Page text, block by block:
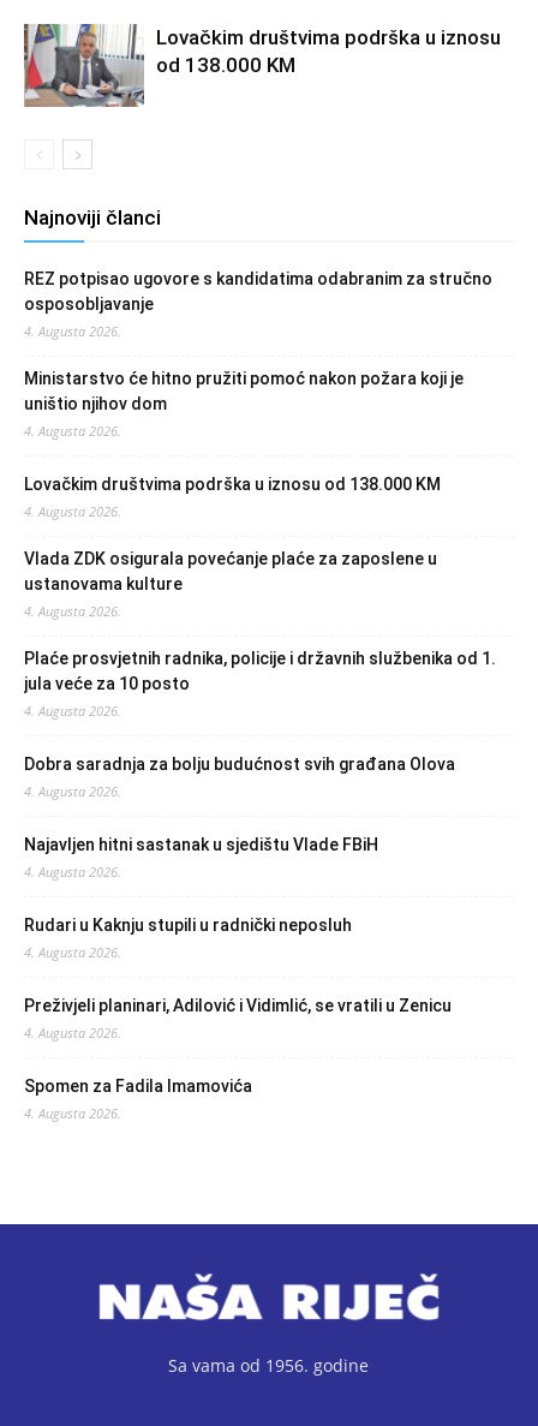
Lovačkim društvima podrška u iznosu
od 138.000 KM
Najnoviji članci
REZ potpisao ugovore s kandidatima odabranim za stručno
osposobljavanje
4. Augusta 2026.
Ministarstvo će hitno pružiti pomoć nakon požara koji je
uništio njihov dom
4. Augusta 2026.
Lovačkim društvima podrška u iznosu od 138.000 KM
4. Augusta 2026.
Vlada ZDK osigurala povećanje plaće za zaposlene u
ustanovama kulture
4. Augusta 2026.
Plaće prosvjetnih radnika, policije i državnih službenika od 1.
jula veće za 10 posto
4. Augusta 2026.
Dobra saradnja za bolju budućnost svih građana Olova
4. Augusta 2026.
Najavljen hitni sastanak u sjedištu Vlade FBiH
4. Augusta 2026.
Rudari u Kaknju stupili u radnički neposluh
4. Augusta 2026.
Preživjeli planinari, Adilović i Vidimlić, se vratili u Zenicu
4. Augusta 2026.
Spomen za Fadila Imamovića
4. Augusta 2026.
Sa vama od 1956. godine